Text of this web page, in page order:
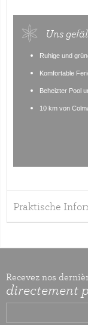
Uns
Ruhige und
Komfortable
Beheizter Pool
10 km von
Praktische
Recevez nos
directement